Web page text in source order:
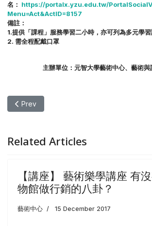
名： https://portalx.yzu.edu.tw/
Menu=Act&ActID=8157
備註：
1.提供「課程」服務學習二小時，亦可列為多元學
2. 需全程配戴口罩
主辦單位：元智大學藝術中心、藝術與
Previous article: 【講座】名人講座 – 田原唯之
Prev
Related Articles
【講座】 藝術樂學講座 有
物館做行銷的八卦？
藝術中心 15 December 2017